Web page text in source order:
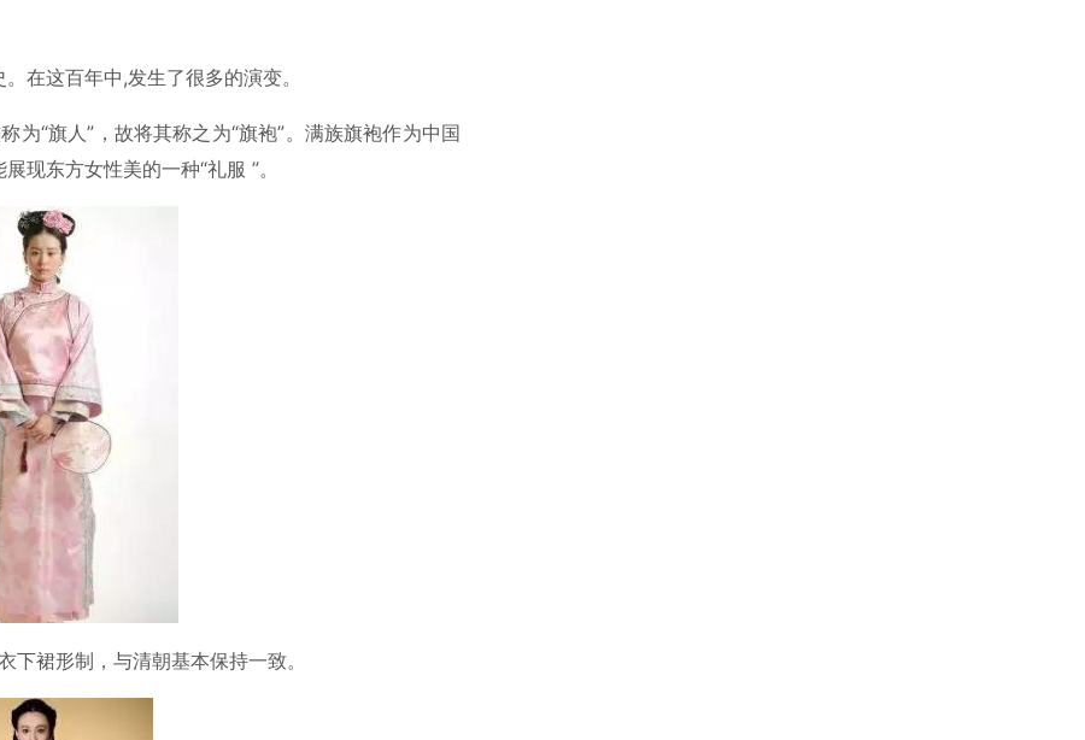
在这百年中,发生了很多的演变。
为“旗人”，故将其称之为“旗袍”。满族旗袍作为中国
现东方女性美的一种“礼服 ”。
裙形制，与清朝基本保持一致。